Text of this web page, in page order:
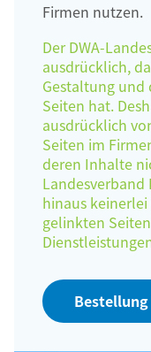
Firmen nutzen.
Der DWA-
ausdrücklich,
Gestaltung
Seiten hat.
ausdrücklich
Seiten im
deren Inhalte
hinaus
gelinkten